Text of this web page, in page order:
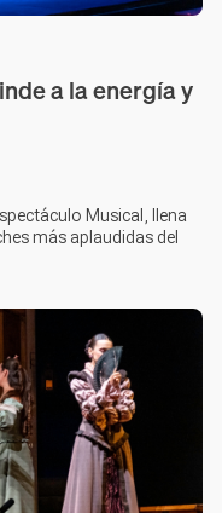
a la energía y
Musical, llena
más aplaudidas del